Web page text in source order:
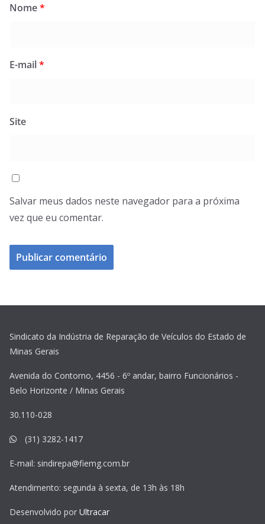
Nome*
E-mail*
Site
Salvar meus dados neste navegador para a próxima
vez que eu comentar.
Sindicato da Indústria de Reparação de Veículos do Estado de
Minas Gerais
Avenida do Contorno, 4456 - 6º andar, bairro Funcionários -
Belo Horizonte / Minas Gerais
30.110-028
(31) 3282-1417
E-mail: sindirepa@fiemg.com.br
Atendimento: segunda à sexta, de 13h às 18h
Desenvolvido por Ultracar